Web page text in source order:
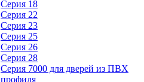
Серия 18
Серия 22
Серия 23
Серия 25
Серия 26
Серия 28
Серия 7000 для дверей из ПВХ
профиля